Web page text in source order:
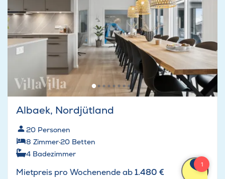
Albaek, Nordjütland
20 Personen
8 Zimmer·20 Betten
4 Badezimmer
Mietpreis pro Wochenende ab1.480 €